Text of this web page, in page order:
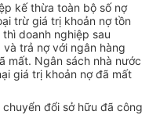
kế thừa toàn bộ số nợ
trừ giá trị khoản nợ tồn
doanh nghiệp sau
trả nợ với ngân hàng
mất. Ngân sách nhà nước
giá trị khoản nợ đã mất
đổi sở hữu đã công